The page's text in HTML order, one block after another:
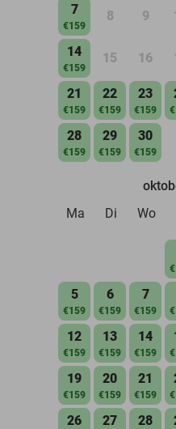
7
€159
8 9
14
€159
15 16
21
€159
22
€159
23
€159
28
€159
29
€159
30
€159
Ma
Di Wo
5
€159
6
€159
7
€159
12
€159
13
€159
14
€159
19
€159
20
€159
21
€159
26 27 28